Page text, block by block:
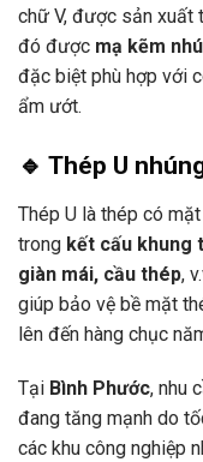
chữ V, được sản xuất
đó được mạ kẽm
đặc biệt phù hợp với
ẩm ướt.
🔹 Thép U
Thép U là thép có
trong kết cấu khung
giàn mái, cầu thép,
giúp bảo vệ bề mặt
lên đến hàng chục
Tại Bình Phước, nhu
đang tăng mạnh do
các khu công nghiệp